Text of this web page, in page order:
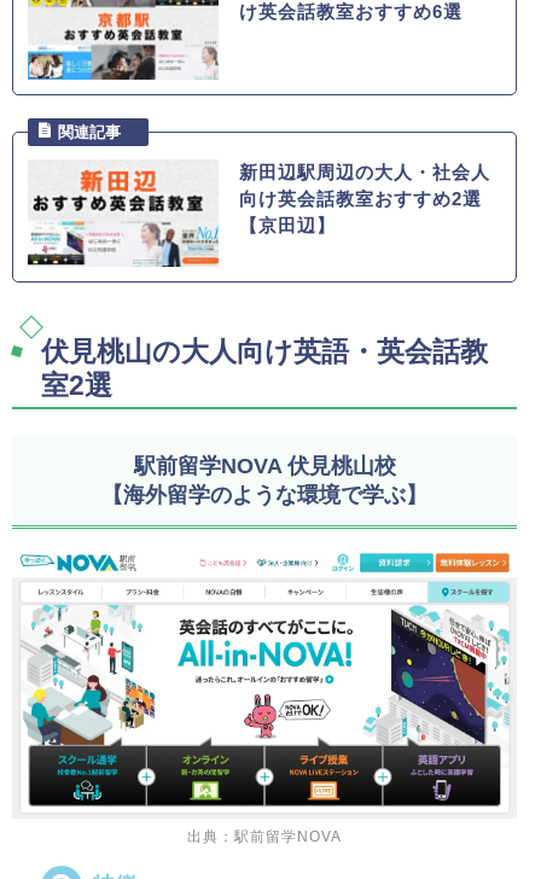
け英会話教室おすすめ6選
新田辺駅周辺の大人・社会人
向け英会話教室おすすめ2選
【京田辺】
伏見桃山の大人向け英語・英会話教
室2選
駅前留学NOVA 伏見桃山校
【海外留学のような環境で学ぶ】
出典：駅前留学NOVA